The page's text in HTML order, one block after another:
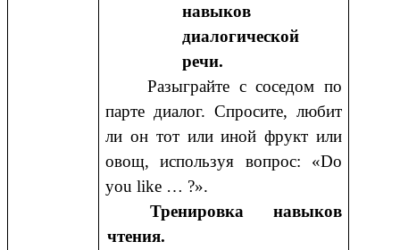
навыков
диалогической
речи.
Разыграйте с соседом по
парте диалог. Спросите, любит
ли он тот или иной фрукт или
овощ, используя вопрос: «Do
you like … ?».
Тренировка навыков
чтения.